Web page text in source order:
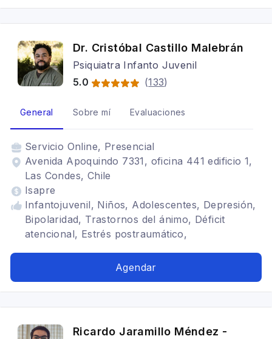
Dr. Cristóbal Castillo Malebrán
Psiquiatra Infanto Juvenil
5.0
(133)
General Sobre mí Evaluaciones
Servicio Online, Presencial
Avenida Apoquindo 7331, oficina 441 edificio 1,
Las Condes, Chile
Isapre
Infantojuvenil, Niños, Adolescentes, Depresión,
Bipolaridad, Trastornos del ánimo, Déficit
atencional, Estrés postraumático,
Trastorno obsesivo compulsivo, Trastornos del
Género diverso, Desarrollo de personalidad,
Fobias, Crisis de pánico
Agendar
Ricardo Jaramillo Méndez -